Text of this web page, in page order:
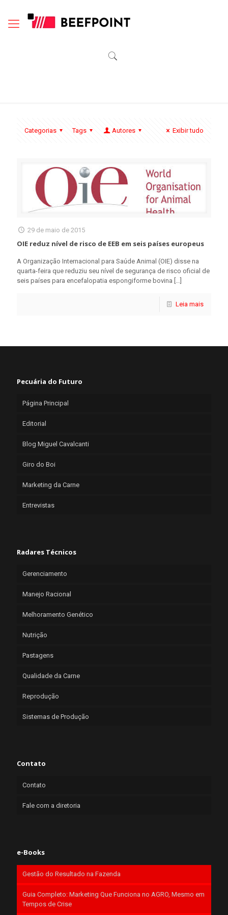
Categorias Tags Autores Exibir tudo
29 de maio de 2015
OIE reduz nível de risco de EEB em seis países europeus
A Organização Internacional para Saúde Animal (OIE) disse na
quarta-feira que reduziu seu nível de segurança de risco oficial de
seis países para encefalopatia espongiforme bovina […]
Leia mais
Pecuária do Futuro
Página Principal
Editorial
Blog Miguel Cavalcanti
Giro do Boi
Marketing da Carne
Entrevistas
Radares Técnicos
Gerenciamento
Manejo Racional
Melhoramento Genético
Nutrição
Pastagens
Qualidade da Carne
Reprodução
Sistemas de Produção
Contato
Contato
Fale com a diretoria
e-Books
Gestão do Resultado na Fazenda
Guia Completo: Marketing Que Funciona no AGRO, Mesmo em
Tempos de Crise